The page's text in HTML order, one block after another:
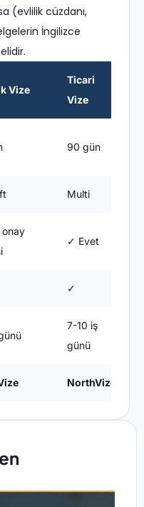
(evlilik cüzdanı,
İngilizce
Vize
Ticari
Vize
90 gün
Multi
✓ Evet
✓
7-10 iş
günü
NorthVize